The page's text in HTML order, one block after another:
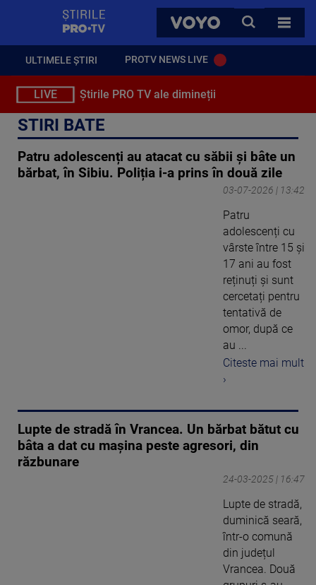
VOYO
CAUTA
TOATE
ULTIMELE ȘTIRI PROTV NEWS LIVE
LIVE Știrile PRO TV ale dimineții
STIRI BATE
Patru adolescenți au atacat cu săbii și bâte un
bărbat, în Sibiu. Poliția i-a prins în două zile
03-07-2026 | 13:42
Patru
adolescenți cu
vârste între 15 și
17 ani au fost
reținuți și sunt
cercetați pentru
tentativă de
omor, după ce
au ...
Citeste mai mult
›
Lupte de stradă în Vrancea. Un bărbat bătut cu
bâta a dat cu mașina peste agresori, din
răzbunare
24-03-2025 | 16:47
Lupte de stradă,
duminică seară,
într-o comună
din județul
Vrancea. Două